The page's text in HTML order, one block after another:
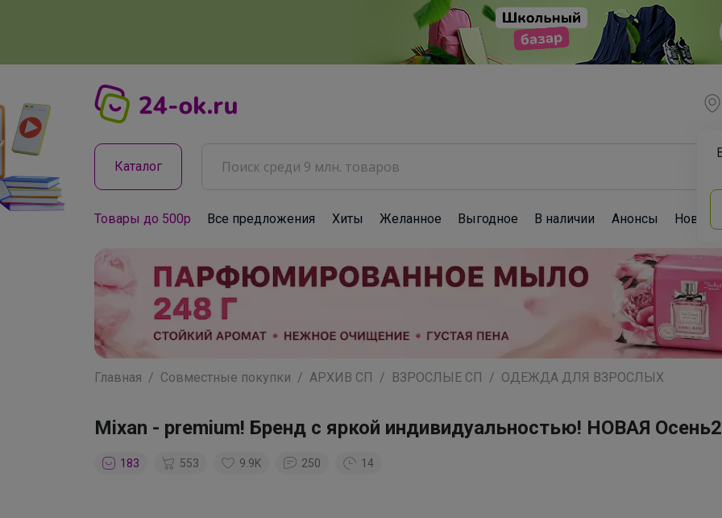
Каталог
Товары до 500р Все предложения Хиты Желанное Выгодное В наличии Анонсы Новости
Главная Совместные покупки АРХИВ СП ВЗРОСЛЫЕ СП ОДЕЖДА ДЛЯ ВЗРОСЛЫХ
Mixan - premium! Бренд с яркой индивидуальностью! НОВАЯ
183 553 9.9K 250 14